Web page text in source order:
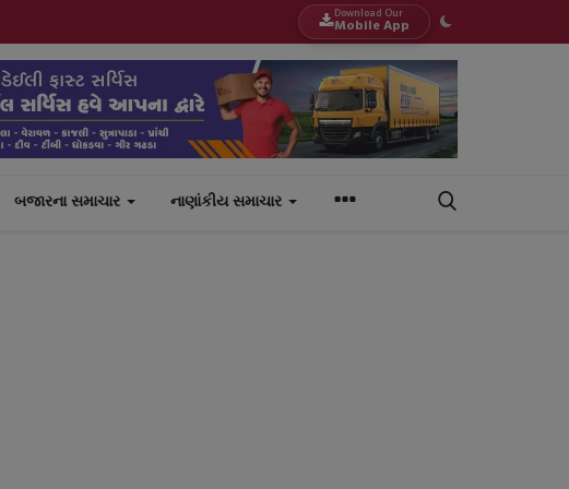
Download Our
Mobile App
બજારના સમાચાર નાણાંકીય સમાચાર